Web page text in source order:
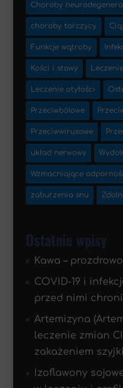
Choroby
choroby tarczycy
Funkcje wątroby
Kości i stawy
Leczenie otyłości
Przeciwbólowe
Przeciwwirusowe
układ nerwowy
Wzmacniające
zaburzenia snu
Ostatnie wpisy
Kawa –
COVID-19 i
przed nimi
Artemizyna
leczenie zmian
zakażeniem
Izoflawony